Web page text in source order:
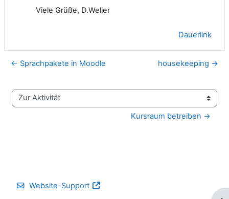
Viele Grüße, D.Weller
Dauerlink
← Sprachpakete in Moodle housekeeping →
Zur Aktivität
Kursraum betreiben →
Website-Support